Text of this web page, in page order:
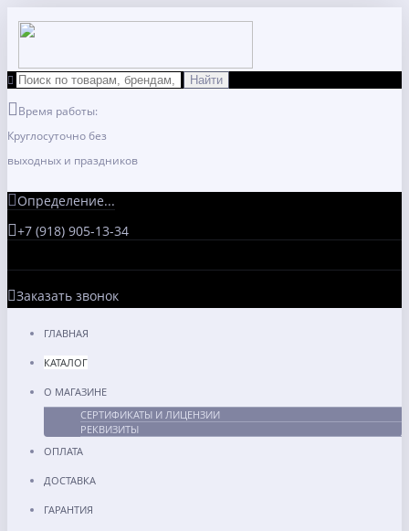
Время работы:
Круглосуточно без
выходных и праздников
Определение...
+7 (918) 905-13-34
Заказать звонок
ГЛАВНАЯ
КАТАЛОГ
О МАГАЗИНЕ
СЕРТИФИКАТЫ И ЛИЦЕНЗИИ
РЕКВИЗИТЫ
ОПЛАТА
ДОСТАВКА
ГАРАНТИЯ